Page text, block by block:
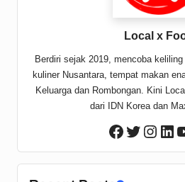
Local x
Berdiri sejak 2019, mencoba
kuliner Nusantara, tempat makan
Keluarga dan Rombongan. Kini
dari IDN Korea dan
Facebook
Twitter